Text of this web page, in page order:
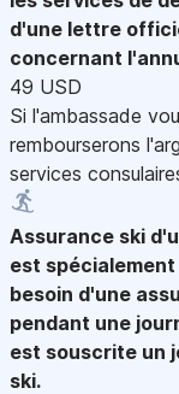
d'une lettre
concernant
49 USD
Si l'ambassade
rembourserons
services
Assurance ski
est
besoin d'une
pendant une
est souscrite un
ski.